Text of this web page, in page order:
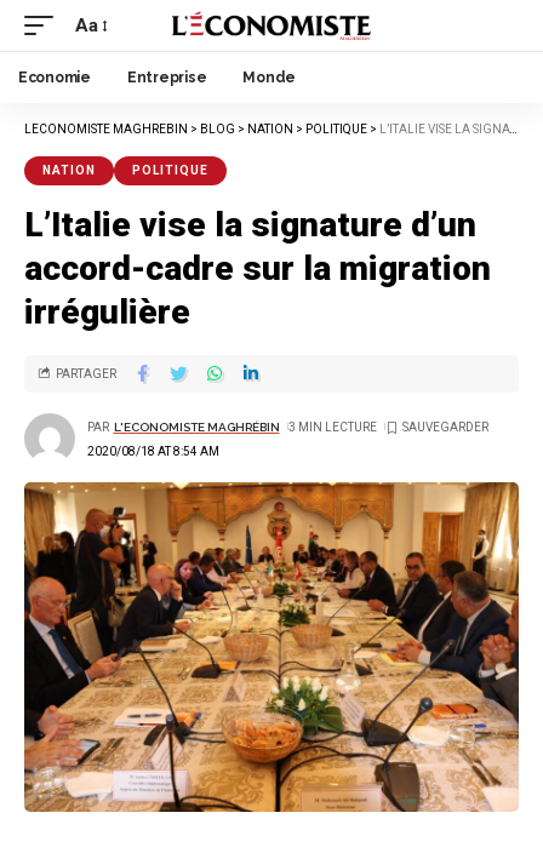
Aa
Economie Entreprise Monde
LECONOMISTE MAGHREBIN > BLOG > NATION > POLITIQUE > L’ITALIE VISE LA SIGNATURE D’UN ACCORD-CADRE SUR LA MIGRATION IRRÉGULIÈRE
NATION POLITIQUE
L’Italie vise la signature d’un
accord-cadre sur la migration
irrégulière
2020/08/18 AT 8:54 AM
PAR L'ECONOMISTE MAGHRÉBIN 3 MIN LECTURE
PARTAGER